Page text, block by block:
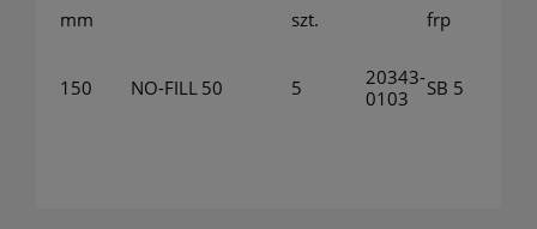
mm szt. frp
150 NO-FILL 50 5
20343-
0103
SB 5